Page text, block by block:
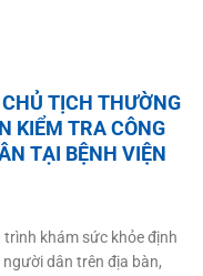
TỊCH THƯỜNG
KIỂM TRA CÔNG
TẠI BỆNH VIỆN
khám sức khỏe định
dân trên địa bàn,